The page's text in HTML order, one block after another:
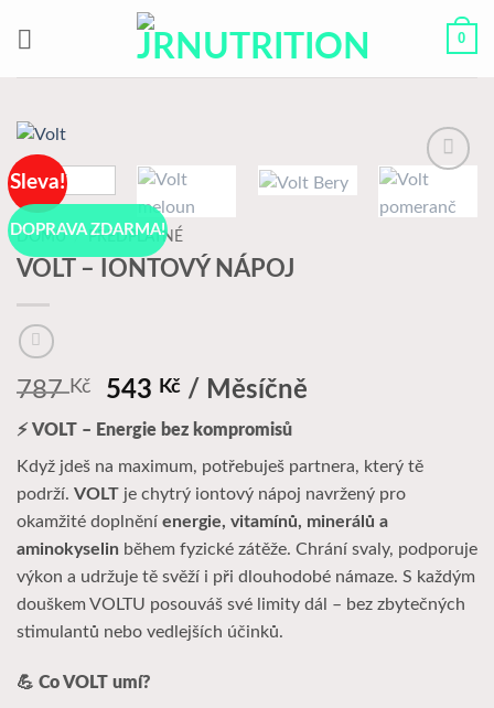
0
Sleva!
DOPRAVA ZDARMA!
K
Oblíbeným
DOMŮ / PŘEDPLATNÉ
VOLT – IONTOVÝ NÁPOJ
787Kč
Původní
cena
byla:
787 Kč.
543 KčAktuální
cena
je:
543 Kč.
/ Měsíčně
⚡ VOLT – Energie bez kompromisů
Když jdeš na maximum, potřebuješ partnera, který tě
podrží. VOLT je chytrý iontový nápoj navržený pro
okamžité doplnění energie, vitamínů, minerálů a
aminokyselin během fyzické zátěže. Chrání svaly, podporuje
výkon a udržuje tě svěží i při dlouhodobé námaze. S každým
douškem VOLTU posouváš své limity dál – bez zbytečných
stimulantů nebo vedlejších účinků.
💪 Co VOLT umí?